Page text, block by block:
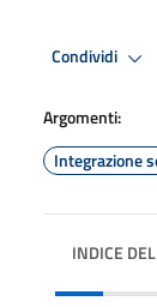
Condividi
Argomenti:
Integrazione
INDICE